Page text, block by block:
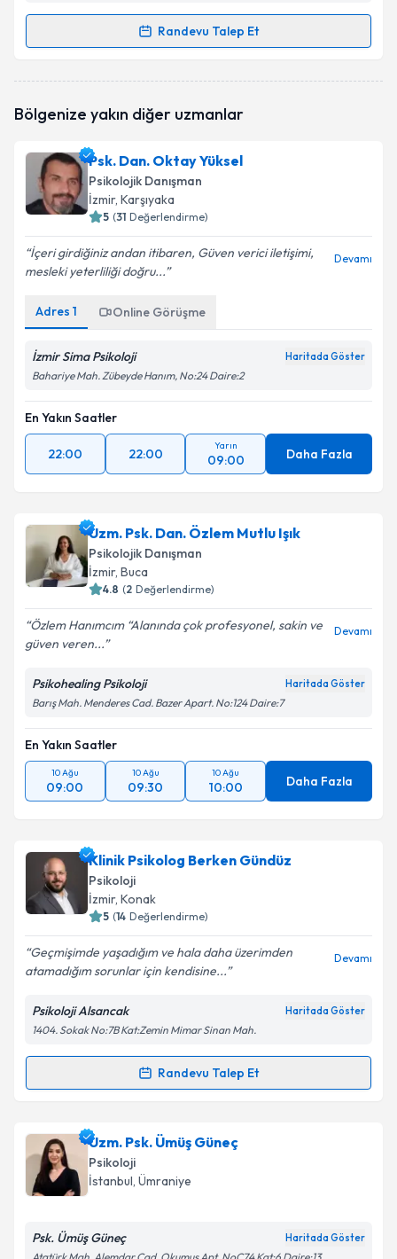
Randevu Talep Et
Randevu Takvimi Talebi
talebi oluşturun. Size bu uzmandan randevu almanız
bilgilendireceğiz.
E-posta Adresiniz
Kişisel verilerimin işlenmesine ilişkin
kapsamda işlenmesini kabul ediyorum.
Takvim Talebini Gönder
Bölgenize yakın diğer uzmanlar
Psk. Dan. Oktay Yüksel
Psikolojik Danışman
İzmir, Karşıyaka
5 (31 Değerlendirme)
İçeri girdiğiniz andan itibaren, Güven verici iletişimi,
mesleki yeterliliği doğru...
Devamı
Adres 1 Online Görüşme
İzmir Sima Psikoloji Haritada Göster
Bahariye Mah. Zübeyde Hanım, No:24 Daire:2
En Yakın Saatler
22:00 22:00
Yarın
09:00 Daha Fazla
Uzm. Psk. Dan. Özlem Mutlu Işık
Psikolojik Danışman
İzmir, Buca
4.8 (2 Değerlendirme)
Özlem Hanımcım “Alanında çok profesyonel, sakin ve
güven veren...
Devamı
Psikohealing Psikoloji Haritada Göster
Barış Mah. Menderes Cad. Bazer Apart. No:124 Daire:7
En Yakın Saatler
10 Ağu
09:00
10 Ağu
09:30
10 Ağu
10:00 Daha Fazla
Klinik Psikolog Berken Gündüz
Psikoloji
İzmir, Konak
5 (14 Değerlendirme)
Geçmişimde yaşadığım ve hala daha üzerimden
atamadığım sorunlar için kendisine...
Devamı
Psikoloji Alsancak Haritada Göster
1404. Sokak No:7B Kat:Zemin Mimar Sinan Mah.
Randevu Talep Et
Randevu Takvimi Talebi
Klinik Psikolog Berken Gündüz
talebi oluşturun. Size bu uzmandan randevu almanız
için bir takvim hazırlandığında e-posta ile
bilgilendireceğiz.
E-posta Adresiniz
Uzm. Psk. Ümüş Güneç
Psikoloji
İstanbul, Ümraniye
Psk. Ümüş Güneç Haritada Göster